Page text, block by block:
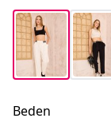
Beden